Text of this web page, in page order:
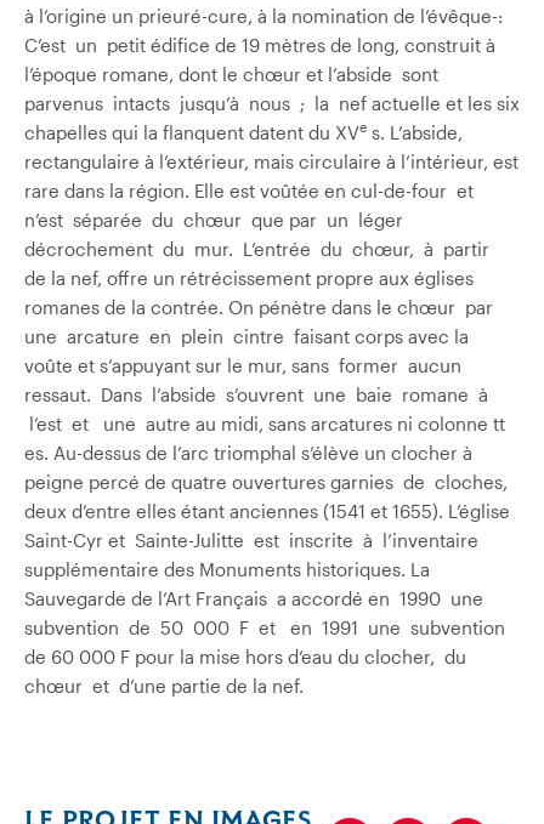
à l’origine un prieuré-cure, à la nomination de l’évêque-:
C’est un petit édifice de 19 mètres de long, construit à
l’époque romane, dont le chœur et l’abside sont
parvenus intacts jusqu’à nous ; la nef actuelle et les six
chapelles qui la flanquent datent du XVe s. L’abside,
rectangulaire à l’extérieur, mais circulaire à l’intérieur, est
rare dans la région. Elle est voûtée en cul-de-four et
n’est séparée du chœur que par un léger
décrochement du mur. L’entrée du chœur, à partir
de la nef, offre un rétrécissement propre aux églises
romanes de la contrée. On pénètre dans le chœur par
une arcature en plein cintre faisant corps avec la
voûte et s’appuyant sur le mur, sans former aucun
ressaut. Dans l’abside s’ouvrent une baie romane à
l’est et une autre au midi, sans arcatures ni colonne tt
es. Au-dessus de l’arc triomphal s’élève un clocher à
peigne percé de quatre ouvertures garnies de cloches,
deux d’entre elles étant anciennes (1541 et 1655). L’église
Saint-Cyr et Sainte-Julitte est inscrite à l’inventaire
supplémentaire des Monuments historiques. La
Sauvegarde de l’Art Français a accordé en 1990 une
subvention de 50 000 F et en 1991 une subvention
de 60 000 F pour la mise hors d’eau du clocher, du
chœur et d’une partie de la nef.